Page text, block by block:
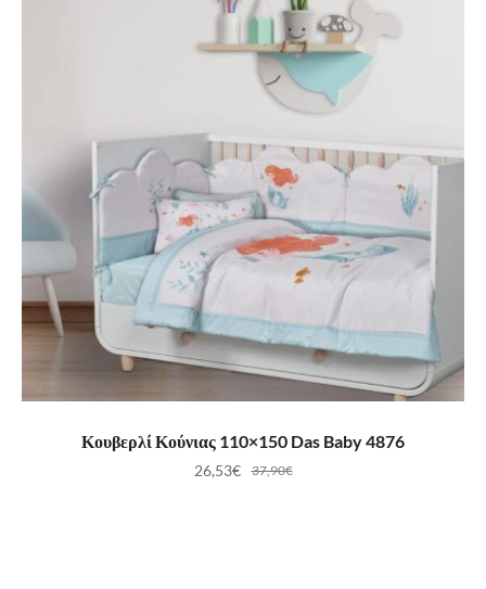
ΠΡΟΣΘΉΚΗ ΣΤΟ ΚΑΛΆΘΙ
Κουβερλί Κούνιας 110×150 Das Baby 4876
37,90€
26,53€